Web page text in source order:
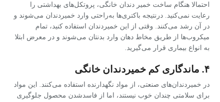
احتمالا هنگام ساخت خمیر دندان خانگی، پروتکل‌های بهداشتی را
رعایت نمی‌کنید. درنتیجه باکتری‌ها به‌راحتی وارد خمیردندان می‌شوند و
در آن رشد می‌کنند. وقتی از این خمیردندان استفاده کنید، تمام
میکروب‌ها از طریق مخاط دهان وارد بدنتان می‌شوند و در معرض ابتلا
به انواع بیماری قرار می‌گیرید.
۴. ماندگاری کم خمیردندان خانگی
در خمیردندان‌های صنعتی، از مواد نگهدارنده استفاده می‌کنند. این مواد
برای سلامتی چندان خوب نیستند، اما از فاسدشدن محصول جلوگیری